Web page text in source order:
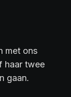
met ons
haar twee
gaan.